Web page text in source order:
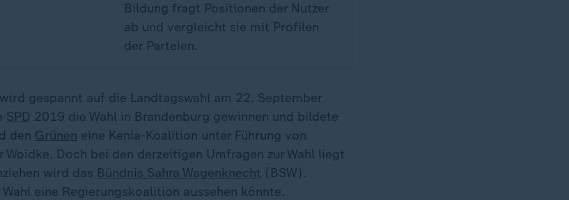
Bildung fragt Positionen der Nutzer
ab und vergleicht sie mit Profilen
der Parteien.
gespannt auf die Landtagswahl am 22. September
SPD 2019 die Wahl in Brandenburg gewinnen und bildete
den Grünen eine Kenia-Koalition unter Führung von
Doch bei den derzeitigen Umfragen zur Wahl liegt
wird das Bündnis Sahra Wagenknecht (BSW).
eine Regierungskoalition aussehen könnte.